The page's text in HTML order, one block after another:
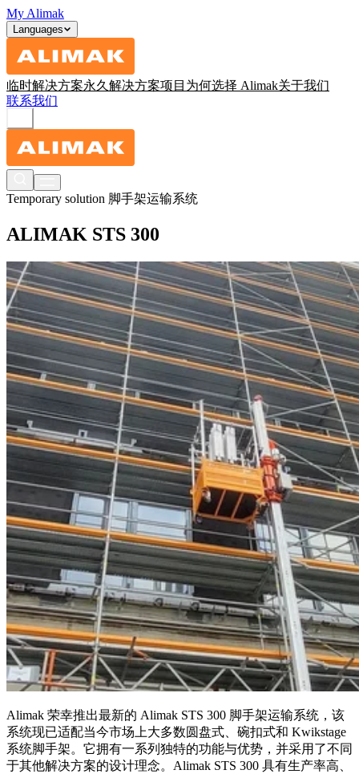
My Alimak
Languages
临时解决方案永久解决方案项目 为何选择 Alimak关于我们
联系我们
Temporary solution 脚手架运输系统
ALIMAK STS 300
Alimak 荣幸推出最新的 Alimak STS 300 脚手架运输系统，该
系统现已适配当今市场上大多数圆盘式、碗扣式和 Kwikstage
系统脚手架。它拥有一系列独特的功能与优势，并采用了不同
于其他解决方案的设计理念。Alimak STS 300 具有生产率高、